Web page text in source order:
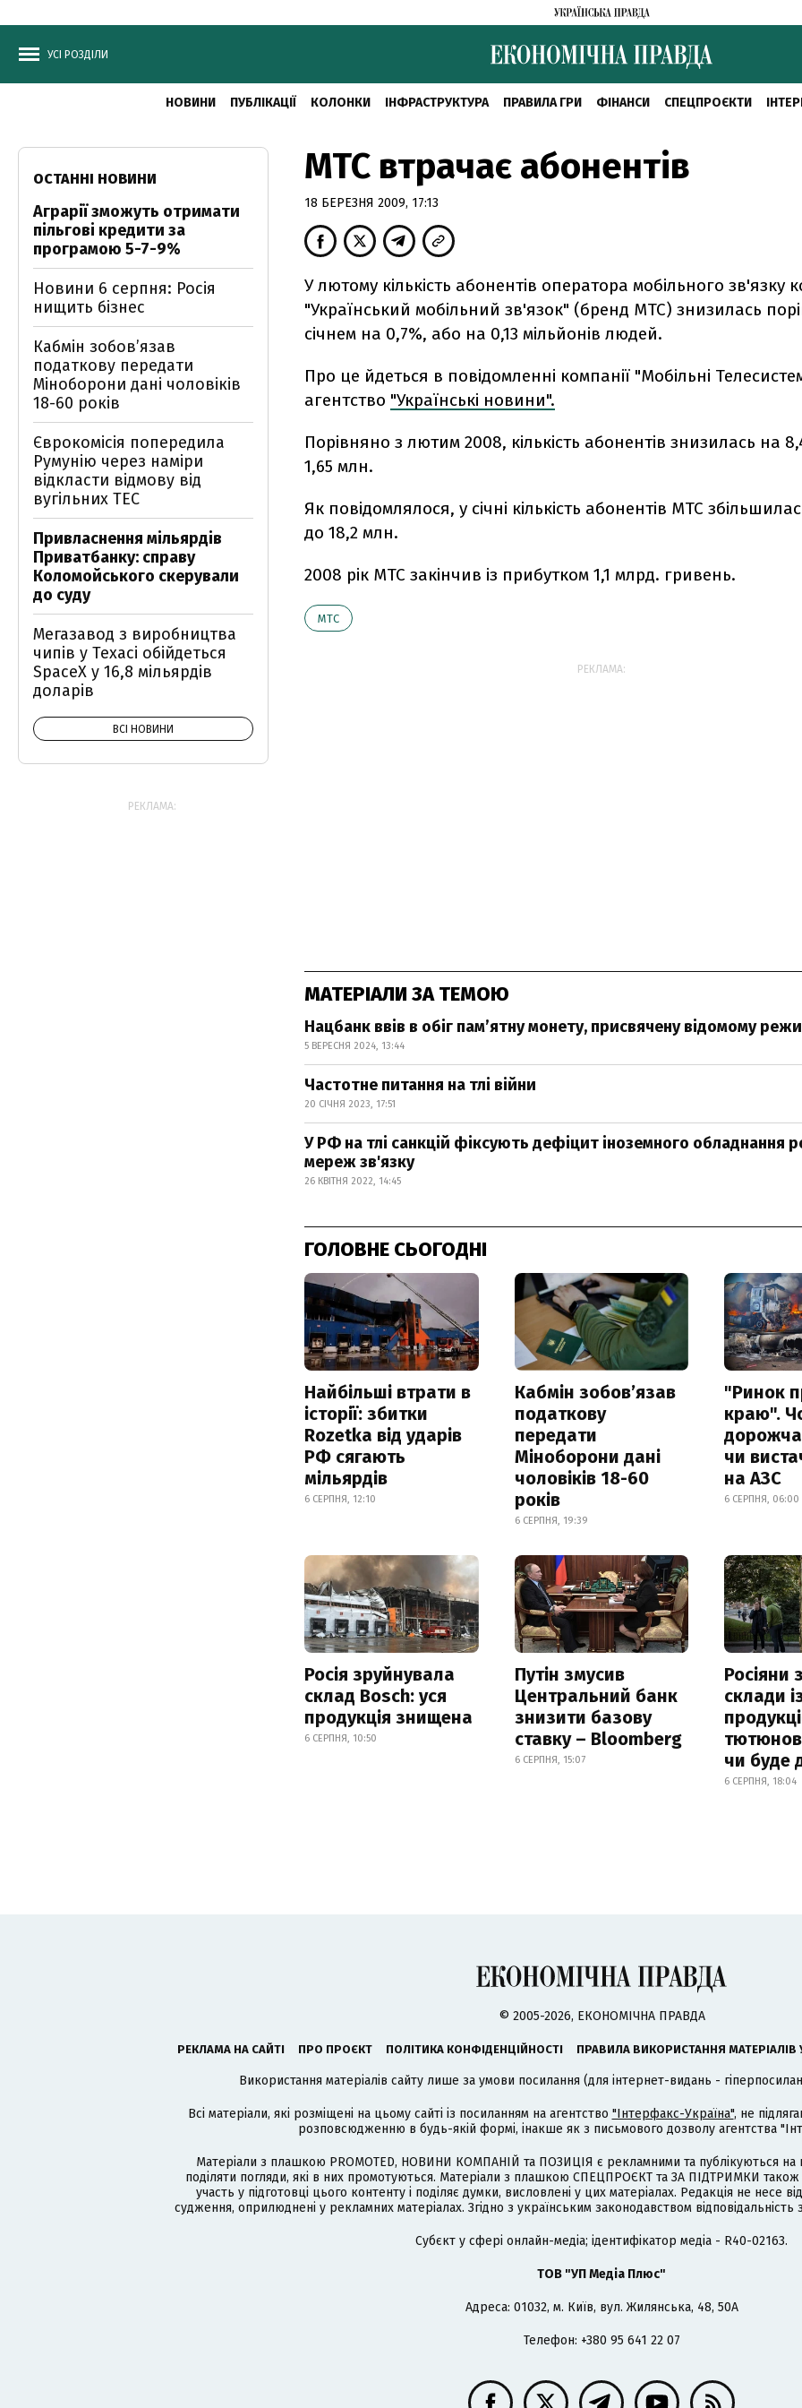
УСІ РОЗДІЛИ
НОВИНИ ПУБЛІКАЦІЇ КОЛОНКИ ІНФРАСТРУКТУРА ПРАВИЛА ГРИ ФІНАНСИ СПЕЦПРОЄКТИ
МТС втрачає абонентів
18 БЕРЕЗНЯ 2009, 17:13
У лютому кількість абонентів оператора мобільного зв'язку
"Український мобільний зв'язок" (бренд МТС) знизилась
січнем на 0,7%, або на 0,13 мільйонів людей.
Про це йдеться в повідомленні компанії "Мобільні
агентство "Українські новини".
Порівняно з лютим 2008, кількість абонентів знизилась на
1,65 млн.
Як повідомлялося, у січні кількість абонентів МТС
до 18,2 млн.
2008 рік МТС закінчив із прибутком 1,1 млрд. гривень.
МТС
РЕКЛАМА:
МАТЕРІАЛИ ЗА ТЕМОЮ
Нацбанк ввів в обіг пам’ятну монету, присвячену відомому
5 ВЕРЕСНЯ 2024, 13:44
Частотне питання на тлі війни
20 СІЧНЯ 2023, 17:51
У РФ на тлі санкцій фіксують дефіцит іноземного обладнання
мереж зв'язку
26 КВІТНЯ 2022, 14:45
ГОЛОВНЕ СЬОГОДНІ
Найбільші втрати в
історії: збитки
Rozetka від ударів
РФ сягають
мільярдів
6 СЕРПНЯ, 12:10
Кабмін зобовʼязав
податкову
передати
Міноборони дані
чоловіків 18-60
років
6 СЕРПНЯ, 19:39
"Ринок
краю".
чи
на АЗС
6 СЕРПНЯ, 06:00
Росія зруйнувала
склад Bosch: уся
продукція знищена
6 СЕРПНЯ, 10:50
Путін змусив
Центральний банк
знизити базову
ставку – Bloomberg
6 СЕРПНЯ, 15:07
Росіяни
склади
чи буде
6 СЕРПНЯ, 18:04
ОСТАННІ НОВИНИ
Аграрії зможуть отримати
пільгові кредити за
програмою 5-7-9%
Новини 6 серпня: Росія
нищить бізнес
Кабмін зобовʼязав
податкову передати
Міноборони дані чоловіків
18-60 років
Єврокомісія попередила
Румунію через наміри
відкласти відмову від
вугільних ТЕС
Привласнення мільярдів
Приватбанку: справу
Коломойського скерували
до суду
Мегазавод з виробництва
чипів у Техасі обійдеться
SpaceX у 16,8 мільярдів
доларів
ВСІ НОВИНИ
РЕКЛАМА:
© 2005-2026, ЕКОНОМІЧНА ПРАВДА
РЕКЛАМА НА САЙТІ ПРО ПРОЄКТ ПОЛІТИКА КОНФІДЕНЦІЙНОСТІ ПРАВИЛА ВИКОРИСТАННЯ МАТЕРІАЛІВ
Використання матеріалів сайту лише за умови посилання (для інтернет-видань -
Всі матеріали, які розміщені на цьому сайті із посиланням на агентство "Інтерфакс-Україна", не
розповсюдженню в будь-якій формі, інакше як з письмового дозволу агентства
Матеріали з плашкою PROMOTED, НОВИНИ КОМПАНІЙ та ПОЗИЦІЯ є рекламними та публікуються на
поділяти погляди, які в них промотуються. Матеріали з плашкою СПЕЦПРОЄКТ та ЗА ПІДТРИМКИ
участь у підготовці цього контенту і поділяє думки, висловлені у цих матеріалах. Редакція не несе
судження, оприлюднені у рекламних матеріалах. Згідно з українським законодавством
Cубєкт у сфері онлайн-медіа; ідентифікатор медіа - R40-02163.
ТОВ "УП Медіа Плюс"
Адреса: 01032, м. Київ, вул. Жилянська, 48, 50А
Телефон: +380 95 641 22 07